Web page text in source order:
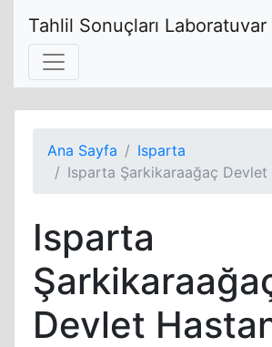
Tahlil Sonuçları
Ana Sayfa
Isparta
Isparta Şarkikaraağaç Devlet
Isparta
Devlet